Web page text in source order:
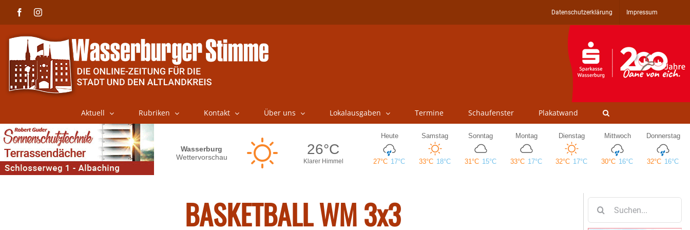
FacebookInstagram Datenschutzerklärung Impressum
Aktuell Rubriken Kontakt Über uns Lokalausgaben Termine Schaufenster Plakatwand
BASKETBALL WM 3x3
nach: